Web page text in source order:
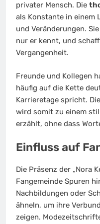
privater Mensch. Die
als Konstante in einem
und Veränderungen.
nur er kennt, und
Vergangenheit.
Freunde und Kollegen
häufig auf die Kette
Karrieretage spricht. Die
wird somit zu einem
erzählt, ohne dass
Einfluss auf
Die Präsenz der „Nora
Fangemeinde Spuren
Nachbildungen oder
ähneln, um ihre
zeigen.